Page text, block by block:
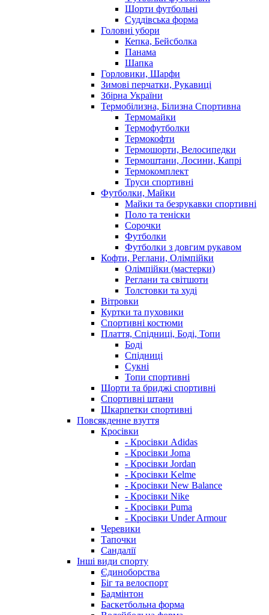
Шорти футбольні
Суддівська форма
Головні убори
Кепка, Бейсболка
Панама
Шапка
Горловики, Шарфи
Зимові перчатки, Рукавиці
Збірна України
Термобілизна, Білизна Спортивна
Термомайки
Термофутболки
Термокофти
Термошорти, Велосипедки
Термоштани, Лосини, Капрі
Термокомплект
Труси спортивні
Футболки, Майки
Майки та безрукавки спортивні
Поло та теніски
Сорочки
Футболки
Футболки з довгим рукавом
Кофти, Реглани, Олімпійки
Олімпійки (мастерки)
Реглани та світшоти
Толстовки та худі
Вітровки
Куртки та пуховики
Спортивні костюми
Плаття, Спідниці, Боді, Топи
Боді
Спідниці
Сукні
Топи спортивні
Шорти та бриджі спортивні
Спортивні штани
Шкарпетки спортивні
Повсякденне взуття
Кросівки
- Кросівки Adidas
- Кросівки Joma
- Кросівки Jordan
- Кросівки Kelme
- Кросівки New Balance
- Кросівки Nike
- Кросівки Puma
- Кросівки Under Armour
Черевики
Тапочки
Сандалії
Інші види спорту
Єдиноборства
Біг та велоспорт
Бадмінтон
Баскетбольна форма